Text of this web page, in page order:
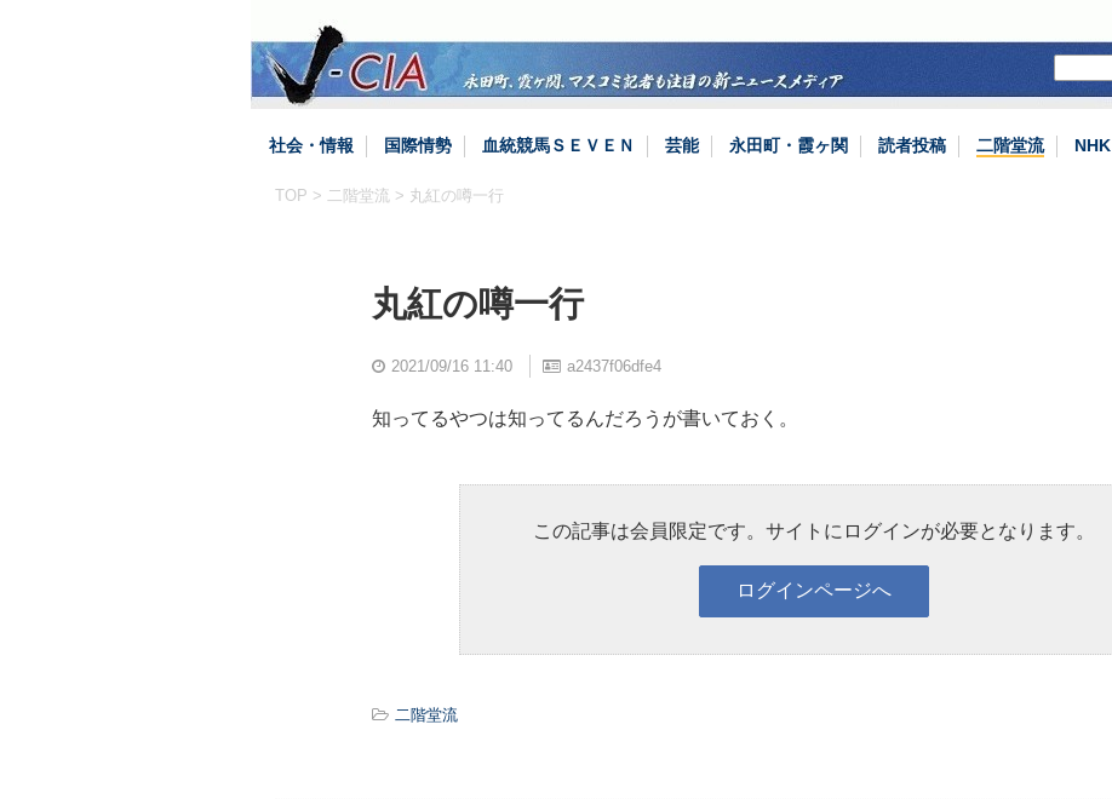
社会・情報 国際情勢 血統競馬ＳＥＶＥＮ 芸能 永田町・霞ヶ関 読者投稿 二階堂流 NHK
TOP > 二階堂流 > 丸紅の噂一行
丸紅の噂一行
2021/09/16 11:40 a2437f06dfe4
知ってるやつは知ってるんだろうが書いておく。
この記事は会員限定です。サイトにログインが必要となります。
二階堂流